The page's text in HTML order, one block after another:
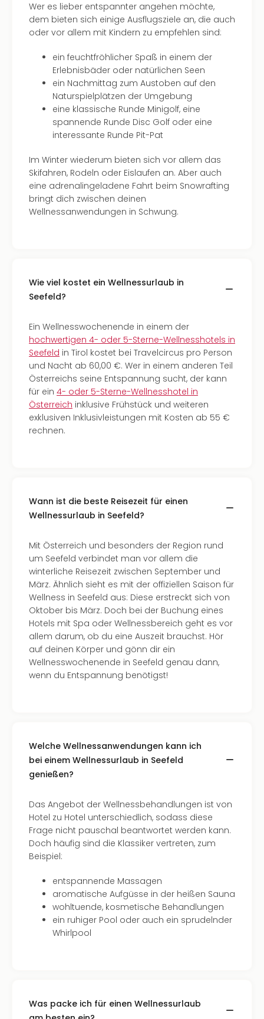
Wer es lieber entspannter angehen möchte,
dem bieten sich einige Ausflugsziele an, die auch
oder vor allem mit Kindern zu empfehlen sind:
ein feuchtfröhlicher Spaß in einem der
Erlebnisbäder oder natürlichen Seen
ein Nachmittag zum Austoben auf den
Naturspielplätzen der Umgebung
eine klassische Runde Minigolf, eine
spannende Runde Disc Golf oder eine
interessante Runde Pit-Pat
Im Winter wiederum bieten sich vor allem das
Skifahren, Rodeln oder Eislaufen an. Aber auch
eine adrenalingeladene Fahrt beim Snowrafting
bringt dich zwischen deinen
Wellnessanwendungen in Schwung.
Wie viel kostet ein Wellnessurlaub in
Seefeld?
Ein Wellnesswochenende in einem der
hochwertigen 4- oder 5-Sterne-Wellnesshotels in
Seefeld in Tirol kostet bei Travelcircus pro Person
und Nacht ab 60,00 €. Wer in einem anderen Teil
Österreichs seine Entspannung sucht, der kann
für ein 4- oder 5-Sterne-Wellnesshotel in
Österreich inklusive Frühstück und weiteren
exklusiven Inklusivleistungen mit Kosten ab 55 €
rechnen.
Wann ist die beste Reisezeit für einen
Wellnessurlaub in Seefeld?
Mit Österreich und besonders der Region rund
um Seefeld verbindet man vor allem die
winterliche Reisezeit zwischen September und
März. Ähnlich sieht es mit der offiziellen Saison für
Wellness in Seefeld aus: Diese erstreckt sich von
Oktober bis März. Doch bei der Buchung eines
Hotels mit Spa oder Wellnessbereich geht es vor
allem darum, ob du eine Auszeit brauchst. Hör
auf deinen Körper und gönn dir ein
Wellnesswochenende in Seefeld genau dann,
wenn du Entspannung benötigst!
Welche Wellnessanwendungen kann ich
bei einem Wellnessurlaub in Seefeld
genießen?
Das Angebot der Wellnessbehandlungen ist von
Hotel zu Hotel unterschiedlich, sodass diese
Frage nicht pauschal beantwortet werden kann.
Doch häufig sind die Klassiker vertreten, zum
Beispiel:
entspannende Massagen
aromatische Aufgüsse in der heißen Sauna
wohltuende, kosmetische Behandlungen
ein ruhiger Pool oder auch ein sprudelnder
Whirlpool
Was packe ich für einen Wellnessurlaub